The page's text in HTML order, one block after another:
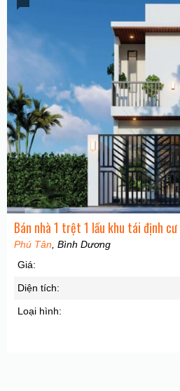
Bán nhà 1 trệt 1 lầu khu tái định cư
Phú Tân , Bình Dương
Giá:
Diện tích:
Loại hình: